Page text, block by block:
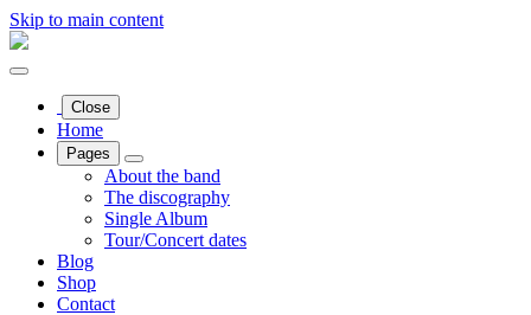
Skip to main content
Close
Home
Pages
About the band
The discography
Single Album
Tour/Concert dates
Blog
Shop
Contact